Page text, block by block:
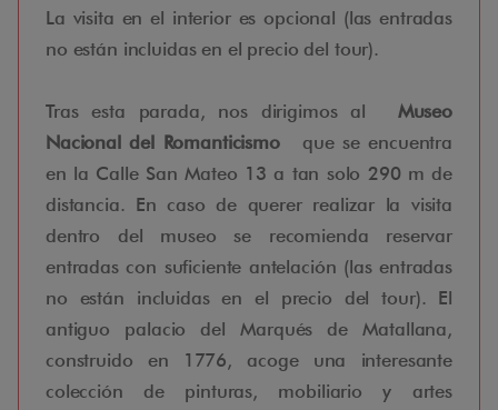
La visita en el interior es opcional (las entradas
no están incluidas en el precio del tour).
Tras esta parada, nos dirigimos al Museo
Nacional del Romanticismoque se encuentra
en la Calle San Mateo 13 a tan solo 290 m de
distancia. En caso de querer realizar la visita
dentro del museo se recomienda reservar
entradas con suficiente antelación (las entradas
no están incluidas en el precio del tour). El
antiguo palacio del Marqués de Matallana,
construido en 1776, acoge una interesante
colección de pinturas, mobiliario y artes